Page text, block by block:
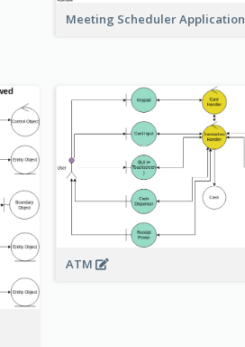
Meeting Scheduler Application
ATM